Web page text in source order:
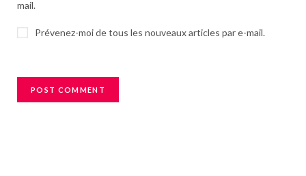
mail.
Prévenez-moi de tous les nouveaux articles par e-mail.